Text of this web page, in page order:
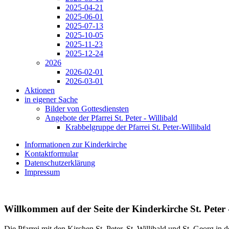
2025-04-21
2025-06-01
2025-07-13
2025-10-05
2025-11-23
2025-12-24
2026
2026-02-01
2026-03-01
Aktionen
in eigener Sache
Bilder von Gottesdiensten
Angebote der Pfarrei St. Peter - Willibald
Krabbelgruppe der Pfarrei St. Peter-Willibald
Informationen zur Kinderkirche
Kontaktformular
Datenschutzerklärung
Impressum
Willkommen auf der Seite der Kinderkirche St.